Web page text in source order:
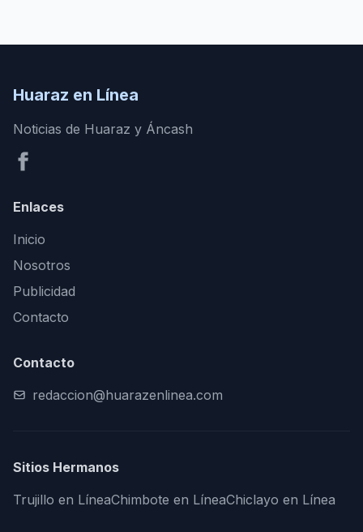
Huaraz en Línea
Noticias de Huaraz y Áncash
Enlaces
Inicio
Nosotros
Publicidad
Contacto
Contacto
redaccion@huarazenlinea.com
Sitios Hermanos
Trujillo en LíneaChimbote en LíneaChiclayo en Línea